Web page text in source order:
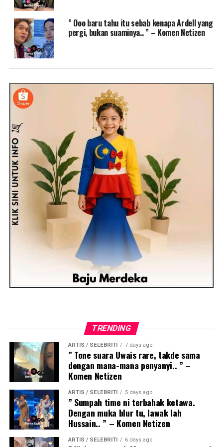
” Ooo baru tahu itu sebab kenapa Ardell yang
pergi, bukan suaminya.. ” – Komen Netizen
TRENDING
ARTIS / SELEBRITI 7 days ago
” Tone suara Uwais rare, takde sama
dengan mana-mana penyanyi.. ” –
Komen Netizen
ARTIS / SELEBRITI 5 days ago
” Sumpah time ni terbahak ketawa.
Dengan muka blur tu, lawak lah
Hussain.. ” – Komen Netizen
ARTIS / SELEBRITI 6 days ago